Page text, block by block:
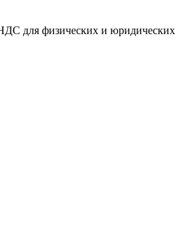
для физических и юридических